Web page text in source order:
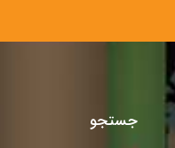
جستجو